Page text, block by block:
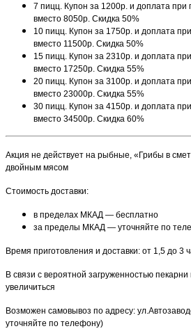
7 пицц. Купон за 1200р. и доплата при
вместо 8050р. Скидка 50%
10 пицц. Купон за 1750р. и доплата
вместо 11500р. Скидка 50%
15 пицц. Купон за 2310р. и доплата
вместо 17250р. Скидка 55%
20 пицц. Купон за 3100р. и доплата
вместо 23000р. Скидка 55%
30 пицц. Купон за 4150р. и доплата
вместо 34500р. Скидка 60%
Акция не действует на рыбные, «Грибы в
двойным мясом
Стоимость доставки:
в пределах МКАД — бесплатно
за пределы МКАД — уточняйте по
Время приготовления и доставки: от 1,5 до 3
В связи с вероятной загруженностью
увеличиться
Возможен самовывоз по адресу:
уточняйте по телефону)